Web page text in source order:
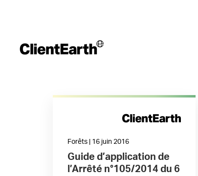
Forêts | 16 juin 2016
Guide d’application de
l’Arrêté n°105/2014 du 6